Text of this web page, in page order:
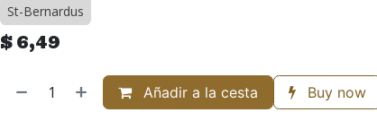
St-Bernardus
$6,49
Añadir a la cesta Buy now